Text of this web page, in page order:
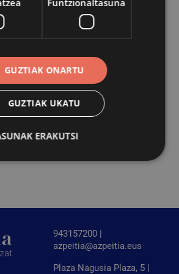
eskaintza. Ikastaroak irailean
emateko epea irekita izango da
egin beharko da.
kirol jarduerak, gorputz
gorputza aktibatu eta sasoian
altuko jarduerak eta uretako
dira 2020/2021 ikasturterako.
943157200 |
azpeitia@azpeitia.eus
Plaza Nagusia Plaza, 5 |
Funtzionaltasuna
GUZTIAK ONARTU
GUZTIAK UKATU
ERAKUTSI
ahalbidetzen dituzte,
erabiltzaileen saioa hastea eta
Webgunea ezin da behar bezala
beharrezkoak diren cookierik gabe.